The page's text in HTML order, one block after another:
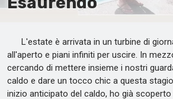
L'estate è arrivata in un turbine di
all'aperto e piani infiniti per uscire. In
cercando di mettere insieme i nostri
caldo e dare un tocco chic a questa
inizio anticipato del caldo, ho già